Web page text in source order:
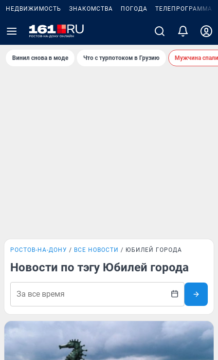
НЕДВИЖИМОСТЬ ЗНАКОМСТВА ПОГОДА ТЕЛЕПРОГРАММА
Винил снова в моде Что с турпотоком в Грузию Мужчина
РОСТОВ-НА-ДОНУ ВСЕ НОВОСТИ ЮБИЛЕЙ ГОРОДА
Новости по тэгу Юбилей города